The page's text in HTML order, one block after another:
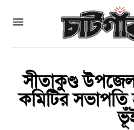
সীতাকুণ্ড
কমিটির সভাপতি